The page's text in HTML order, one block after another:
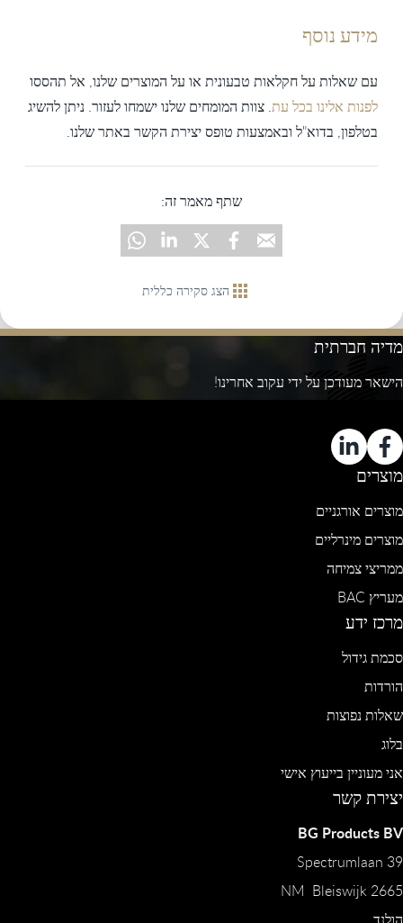
מידע נוסף
עם שאלות על חקלאות טבעונית או על המוצרים שלנו, אל תהססו
לפנות אלינו בכל עת. צוות המומחים שלנו ישמחו לעזור. ניתן להשיג
בטלפון, בדוא"ל ובאמצעות טופס יצירת הקשר באתר שלנו.
שתף מאמר זה:
הצג סקירה כללית
מדיה חברתית
הישאר מעודכן על ידי עקוב אחרינו!
מוצרים
מוצרים אורגניים
מוצרים מינרליים
ממריצי צמיחה
מעריץ BAC
מרכז ידע
סכמת גידול
הורדות
שאלות נפוצות
בלוג
אני מעוניין בייעוץ אישי
יצירת קשר
BG Products BV
Spectrumlaan 39
2665 NM Bleiswijk